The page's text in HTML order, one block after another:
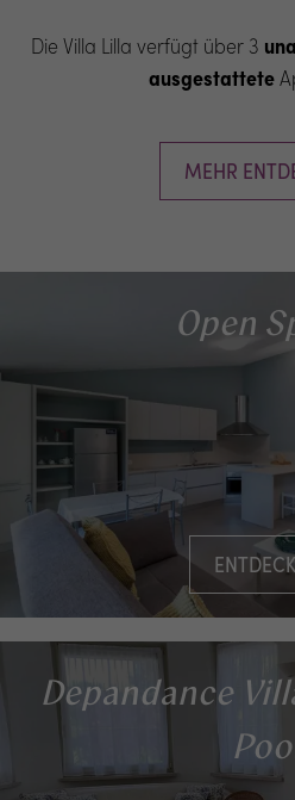
Die Villa Lilla verfügt über 3
ausgestattete
MEHR
Open
Depandance